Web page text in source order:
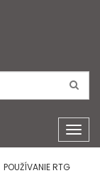
POUŽÍVANIE RTG